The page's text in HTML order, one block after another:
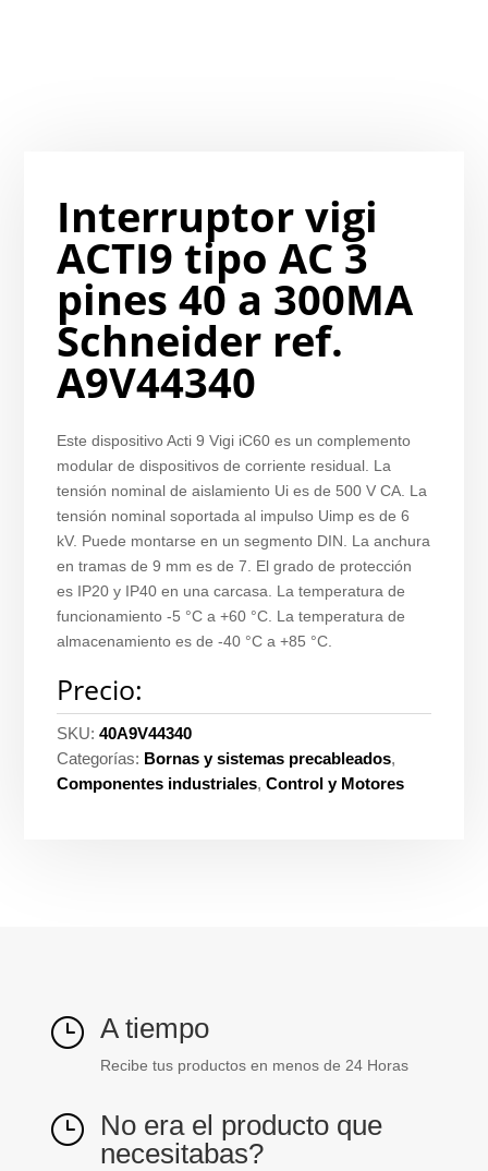
Interruptor vigi
ACTI9 tipo AC 3
pines 40 a 300MA
Schneider ref.
A9V44340
Este dispositivo Acti 9 Vigi iC60 es un complemento
modular de dispositivos de corriente residual. La
tensión nominal de aislamiento Ui es de 500 V CA. La
tensión nominal soportada al impulso Uimp es de 6
kV. Puede montarse en un segmento DIN. La anchura
en tramas de 9 mm es de 7. El grado de protección
es IP20 y IP40 en una carcasa. La temperatura de
funcionamiento -5 °C a +60 °C. La temperatura de
almacenamiento es de -40 °C a +85 °C.
Precio:
SKU:40A9V44340
Categorías: Bornas y sistemas precableados,
Componentes industriales,Control y Motores
} A tiempo
Recibe tus productos en menos de 24 Horas
} No era el producto que
necesitabas?